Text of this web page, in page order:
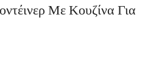
Με Κουζίνα Για